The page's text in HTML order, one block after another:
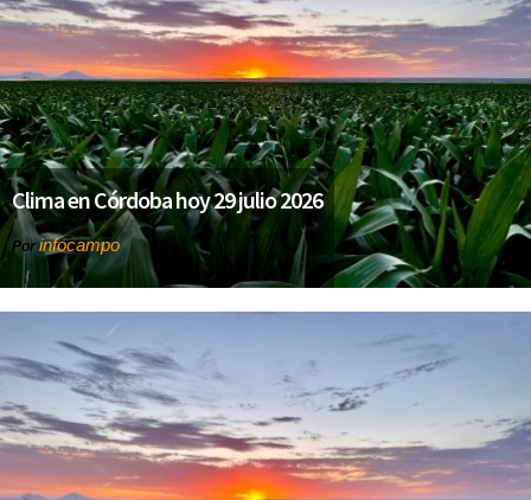
Clima en Córdoba hoy 29 julio 2026
Por infocampo